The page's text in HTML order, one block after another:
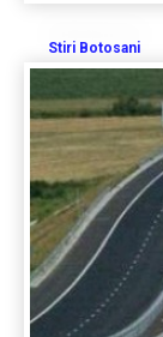
Stiri Botosani